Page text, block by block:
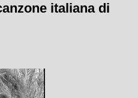
italiana di